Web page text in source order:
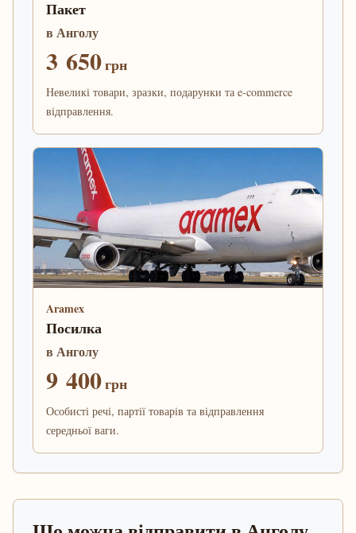
Пакет
в Анголу
3 650грн
Невеликі товари, зразки, подарунки та e-commerce
відправлення.
Aramex
Посилка
в Анголу
9 400грн
Особисті речі, партії товарів та відправлення
середньої ваги.